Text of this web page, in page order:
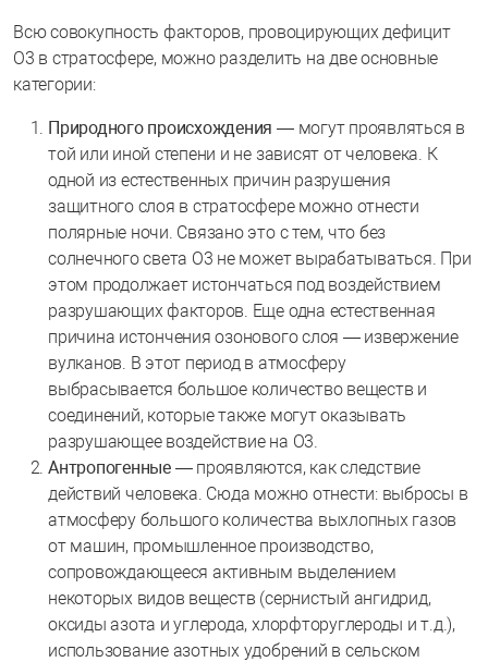
Всю совокупность факторов, провоцирующих дефицит
О3 в стратосфере, можно разделить на две основные
категории:
Природного происхождения — могут проявляться в
той или иной степени и не зависят от человека. К
одной из естественных причин разрушения
защитного слоя в стратосфере можно отнести
полярные ночи. Связано это с тем, что без
солнечного света О3 не может вырабатываться. При
этом продолжает истончаться под воздействием
разрушающих факторов. Еще одна естественная
причина истончения озонового слоя — извержение
вулканов. В этот период в атмосферу
выбрасывается большое количество веществ и
соединений, которые также могут оказывать
разрушающее воздействие на О3.
Антропогенные— проявляются, как следствие
действий человека. Сюда можно отнести: выбросы в
атмосферу большого количества выхлопных газов
от машин, промышленное производство,
сопровождающееся активным выделением
некоторых видов веществ (сернистый ангидрид,
оксиды азота и углерода, хлорфторуглероды и т.д.),
использование азотных удобрений в сельском